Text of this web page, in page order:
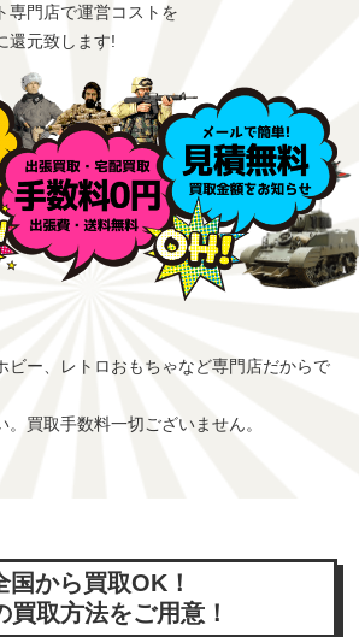
専門店で運営コストを
還元致します!
ビー、レトロおもちゃなど専門店だからで
買取手数料一切ございません。
国から買取OK！
買取方法をご用意！